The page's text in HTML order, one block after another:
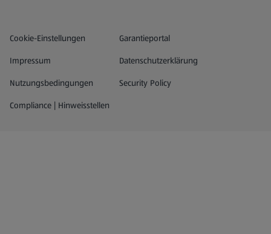
Datenschutz- und Richtlinienmenü
Cookie-Einstellungen Garantieportal
(öffnet in einem neuen Tab)
Impressum
Datenschutzerklärung
Nutzungsbedingungen
Security Policy
Compliance | Hinweisstellen